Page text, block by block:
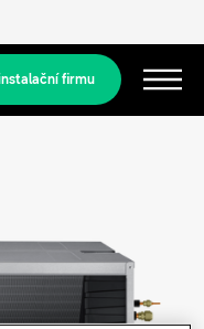
firmu
funguje?